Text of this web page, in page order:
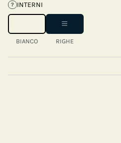
? INTERNI
BIANCO RIGHE